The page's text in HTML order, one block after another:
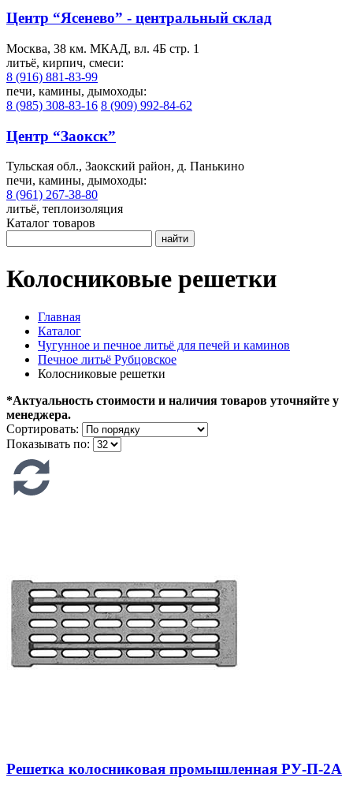
Центр “Ясенево” - центральный склад
Москва, 38 км. МКАД, вл. 4Б стр. 1
литьё, кирпич, смеси:
8 (916) 881-83-99
печи, камины, дымоходы:
8 (985) 308-83-16 8 (909) 992-84-62
Центр “Заокск”
Тульская обл., Заокский район, д. Панькино
печи, камины, дымоходы:
8 (961) 267-38-80
литьё, теплоизоляция
Каталог товаров
найти
Колосниковые решетки
Главная
Каталог
Чугунное и печное литьё для печей и каминов
Печное литьё Рубцовское
Колосниковые решетки
*Актуальность стоимости и наличия товаров уточняйте у
менеджера.
Сортировать:
Показывать по:
Решетка колосниковая промышленная РУ-П-2А